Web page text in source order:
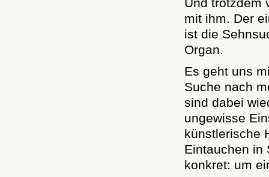
mit ihm. Der
ist die
Organ.
Es geht uns
Suche nach
sind dabei
ungewisse
künstlerische
Eintauchen in
konkret: um